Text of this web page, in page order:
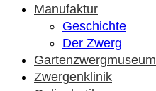
Manufaktur
Geschichte
Der Zwerg
Gartenzwergmuseum
Zwergenklinik